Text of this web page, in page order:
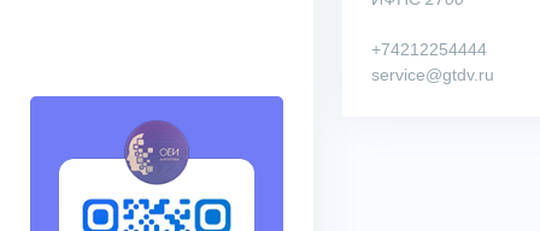
+74212254444
service@gtdv.ru